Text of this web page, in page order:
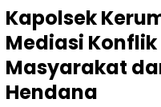
Kapolsek
Mediasi
Masyarakat
Hendana